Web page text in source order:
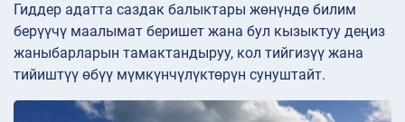
Гиддер адатта саздак балыктары жөнүндө билим
берүүчү маалымат беришет жана бул кызыктуу деңиз
жаныбарларын тамактандыруу, кол тийгизүү жана
тийиштүү өбүү мүмкүнчүлүктөрүн сунуштайт.